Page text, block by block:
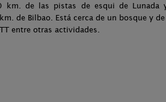
km. de las pistas de esqui de
de Bilbao. Está cerca de un bosque y
entre otras actividades.